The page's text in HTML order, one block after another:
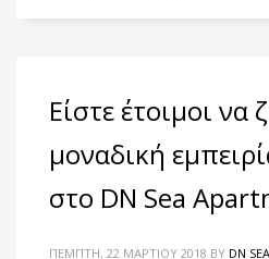
Είστε έτοιμοι να
μοναδική
στο DN Sea
ΠΈΜΠΤΗ, 22 ΜΑΡΤΊΟΥ 2018 BY DN